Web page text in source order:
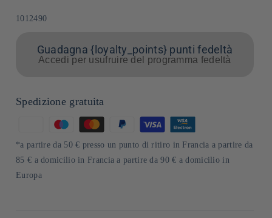
SKU:
1012490
Guadagna {loyalty_points} punti fedeltà
Accedi per usufruire del programma fedeltà
Spedizione gratuita
*a partire da 50 € presso un punto di ritiro in Francia a partire da
85 € a domicilio in Francia a partire da 90 € a domicilio in
Europa